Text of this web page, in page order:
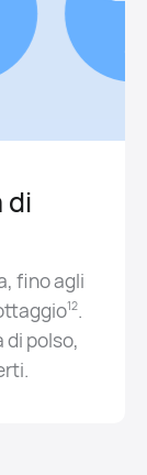
di
fino agli
12.
di polso,